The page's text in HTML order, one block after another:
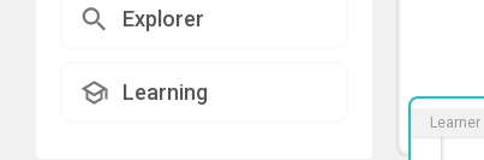
Explorer
Learning
Learner